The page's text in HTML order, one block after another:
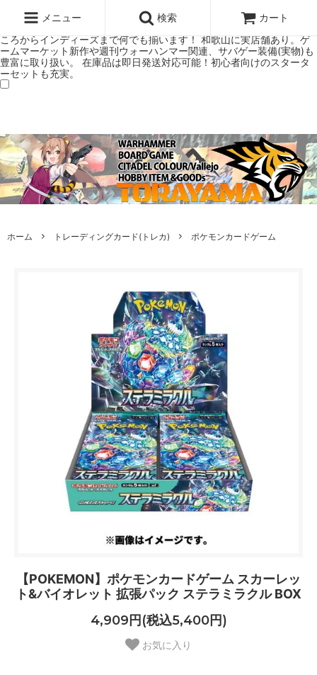
ミアムショップTORAYAMA。通販・オンラインショップです！ ウォー
ハンマーとボードゲームのことなら当店へ！ボードゲームもメジャーど
ころからインディーズまで何でも揃います！ 和歌山に実店舗あり。ゲ
ームマーケット新作や週刊ウォーハンマー関連、サバゲー装備(実物)も
豊富に取り扱い。 在庫品は即日発送対応可能！初心者向けのスタータ
ーセットも充実。
メニュー 検索 カート
ホーム トレーディングカード(トレカ) ポケモンカードゲーム
【POKEMON】ポケモンカードゲーム スカーレッ
ト&バイオレット 拡張パック ステラミラクル BOX
4,909円(税込5,400円)
お気に入り